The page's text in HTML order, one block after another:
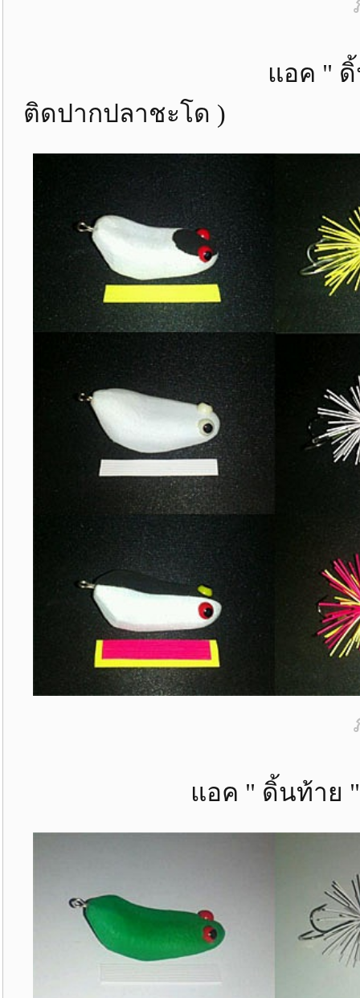
แอค " ดิ้นท้าย " ตั
ติดปากปลาชะโด )
แอค " ดิ้นท้าย "